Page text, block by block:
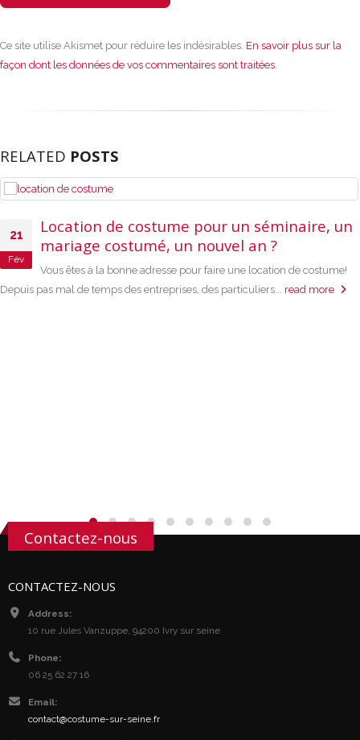
Ce site utilise Akismet pour réduire les indésirables. En savoir plus sur la
façon dont les données de vos commentaires sont traitées.
RELATED POSTS
21
Fév
Location de costume pour un séminaire, un
mariage costumé, un nouvel an ?
Vous êtes à la bonne adresse pour faire une location de costume!
Depuis pas mal de temps des entreprises, des particuliers... read more
Contactez-nous
CONTACTEZ-NOUS
Address:
10 rue Jules Vanzuppe, 94200 Ivry sur seine
Phone:
06 25 62 27 16
Email:
contact@costume-sur-seine.fr